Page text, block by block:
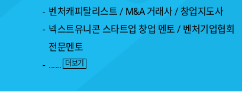
벤처캐피탈리스트 / M&A 거래사 / 창업지도사
넥스트유니콘 스타트업 창업 멘토 / 벤처기업협회
전문멘토
...... 더보기